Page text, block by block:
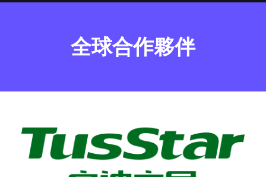
全球合作夥伴